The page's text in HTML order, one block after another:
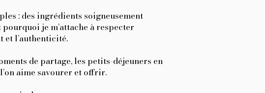
: des ingrédients soigneusement
je m’attache à respecter
l’authenticité.
de partage, les petits-déjeuners en
aime savourer et offrir.